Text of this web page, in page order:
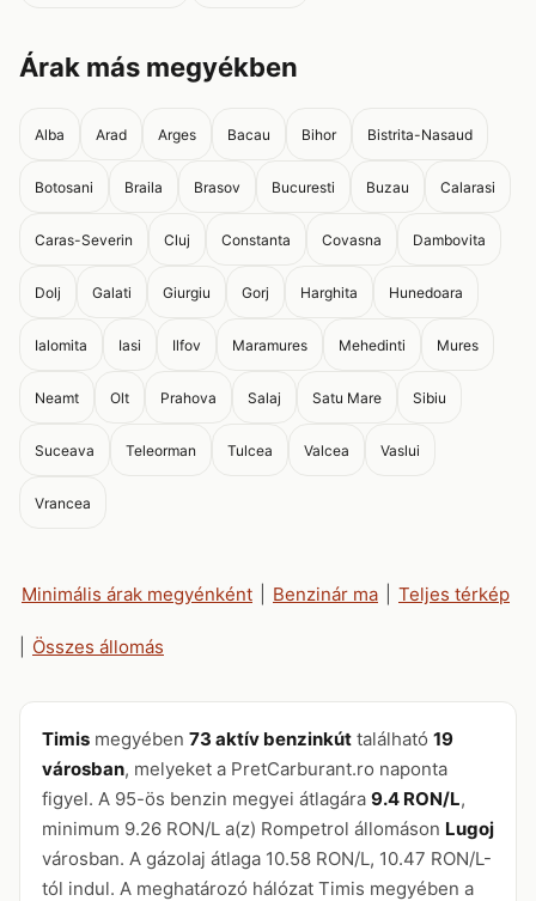
Árak más megyékben
Alba Arad Arges Bacau Bihor Bistrita-Nasaud
Botosani Braila Brasov Bucuresti Buzau Calarasi
Caras-Severin Cluj Constanta Covasna Dambovita
Dolj Galati Giurgiu Gorj Harghita Hunedoara
Ialomita Iasi Ilfov Maramures Mehedinti Mures
Neamt Olt Prahova Salaj Satu Mare Sibiu
Suceava Teleorman Tulcea Valcea Vaslui
Vrancea
Minimális árak megyénként Benzinár ma Teljes térkép
Összes állomás
Timis megyében 73 aktív benzinkút található 19
városban, melyeket a PretCarburant.ro naponta
figyel. A 95-ös benzin megyei átlagára 9.4 RON/L,
minimum 9.26 RON/L a(z) Rompetrol állomáson Lugoj
városban. A gázolaj átlaga 10.58 RON/L, 10.47 RON/L-
tól indul. A meghatározó hálózat Timis megyében a